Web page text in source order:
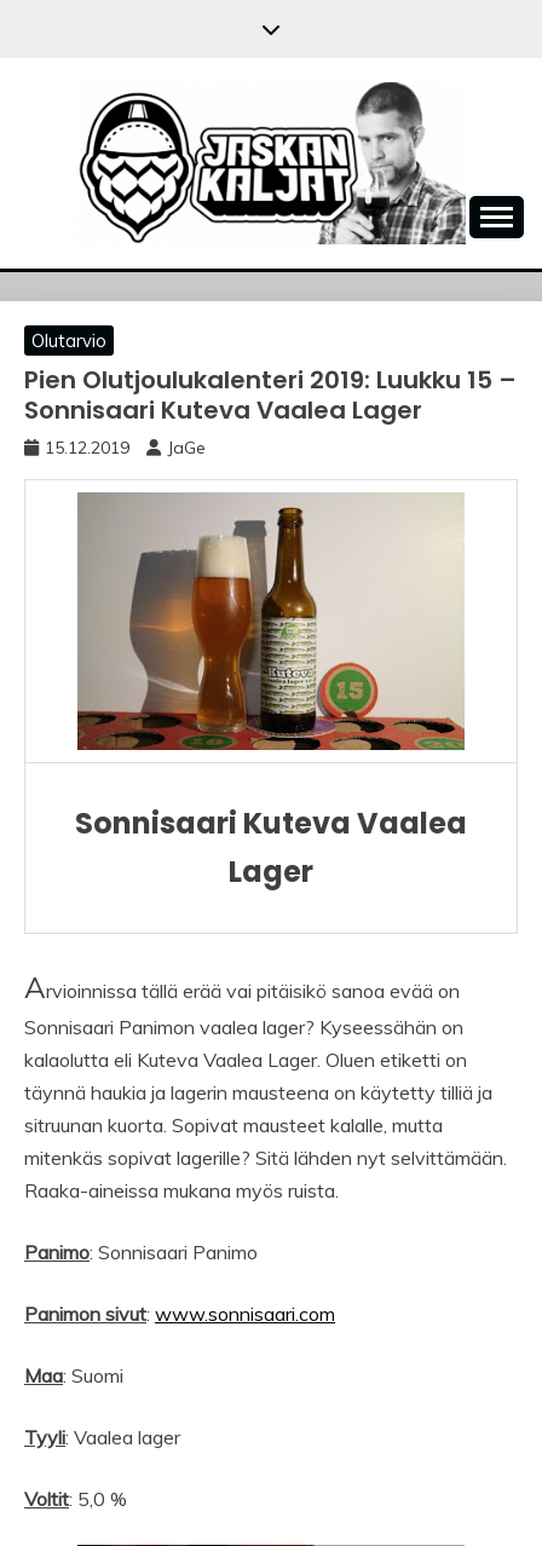
JASKANKALJAT
Olutarvio
Pien Olutjoulukalenteri 2019: Luukku 15 –
Sonnisaari Kuteva Vaalea Lager
15.12.2019 JaGe
Sonnisaari Kuteva Vaalea
Lager
Arvioinnissa tällä erää vai pitäisikö sanoa evää on
Sonnisaari Panimon vaalea lager? Kyseessähän on
kalaolutta eli Kuteva Vaalea Lager. Oluen etiketti on
täynnä haukia ja lagerin mausteena on käytetty tilliä ja
sitruunan kuorta. Sopivat mausteet kalalle, mutta
mitenkäs sopivat lagerille? Sitä lähden nyt selvittämään.
Raaka-aineissa mukana myös ruista.
Panimo: Sonnisaari Panimo
Panimon sivut: www.sonnisaari.com
Maa: Suomi
Tyyli: Vaalea lager
Voltit: 5,0 %